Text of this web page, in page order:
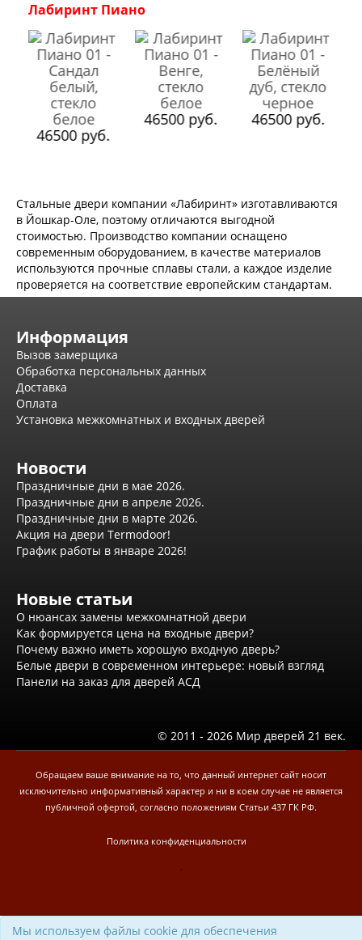
Графика
Классика
Лайн
Мегаполис
Мегаполис ГЛ
Неоклассика Про
Скин
Тренд
Серия София
Эмаль
Серия Дебют
Серия Нео
Серия Симпл
Серия Синди
Серия Уно
Двери Верда
ПЭТ Верда
Экошпон Верда
Эмаль Верда
Двери Дворецкий
Шпон Дворецкий
Эмаль Дворецкий
Двери Про
Инвизибл Про
Эмаль Про
Двери межкомнатные ВФД
Атум ВФД
Атум Про ВФД
Бейсик ВФД
Винтер ВФД
Иннова ВФД
Фурнитура
Фурнитура Adden bau
Фурнитура Bussare
Фурнитура для раздвижных дверей
Вызов замерщика
Лабиринт Пиано
46500 руб.
46500 руб. 46500 руб.
Стальные двери компании «Лабиринт» изготавливаются
в Йошкар-Оле, поэтому отличаются выгодной
стоимостью. Производство компании оснащено
современным оборудованием, в качестве материалов
используются прочные сплавы стали, а каждое изделие
проверяется на соответствие европейским стандартам.
Информация
Вызов замерщика
Обработка персональных данных
Доставка
Оплата
Установка межкомнатных и входных дверей
Новости
Праздничные дни в мае 2026.
Праздничные дни в апреле 2026.
Праздничные дни в марте 2026.
Акция на двери Termodoor!
График работы в январе 2026!
Новые статьи
О нюансах замены межкомнатной двери
Как формируется цена на входные двери?
Почему важно иметь хорошую входную дверь?
Белые двери в современном интерьере: новый взгляд
Панели на заказ для дверей АСД
© 2011 - 2026 Мир дверей 21 век.
Обращаем ваше внимание на то, что данный интернет сайт носит
исключительно информативный характер и ни в коем случае не является
публичной офертой, согласно положениям Статьи 437 ГК РФ.
Политика конфиденциальности
.
Мы используем файлы cookie для обеспечения